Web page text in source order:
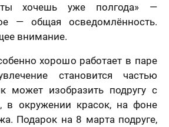
хочешь уже полгода» —
— общая осведомлённость.
внимание.
хорошо работает в паре
становится частью
может изобразить подругу с
в окружении красок, на фоне
Подарок на 8 марта подруге,